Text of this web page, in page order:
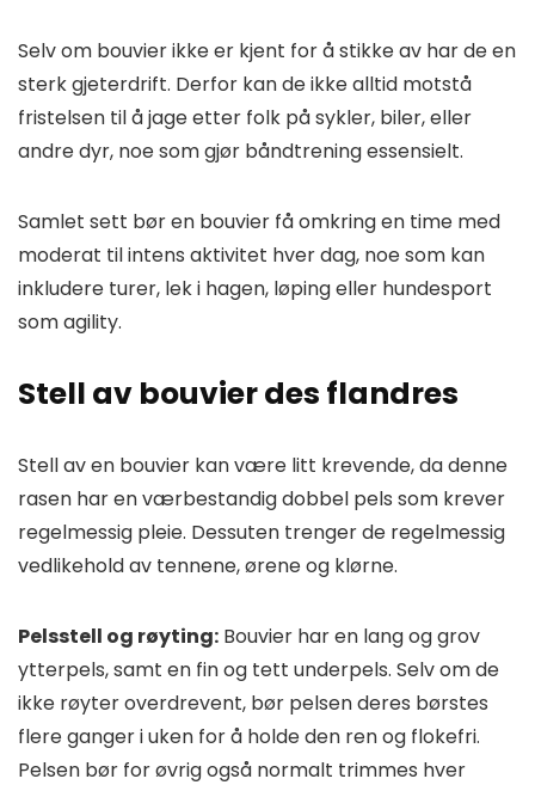
Selv om bouvier ikke er kjent for å stikke av har de en
sterk gjeterdrift. Derfor kan de ikke alltid motstå
fristelsen til å jage etter folk på sykler, biler, eller
andre dyr, noe som gjør båndtrening essensielt.
Samlet sett bør en bouvier få omkring en time med
moderat til intens aktivitet hver dag, noe som kan
inkludere turer, lek i hagen, løping eller hundesport
som agility.
Stell av bouvier des flandres
Stell av en bouvier kan være litt krevende, da denne
rasen har en værbestandig dobbel pels som krever
regelmessig pleie. Dessuten trenger de regelmessig
vedlikehold av tennene, ørene og klørne.
Pelsstell og røyting: Bouvier har en lang og grov
ytterpels, samt en fin og tett underpels. Selv om de
ikke røyter overdrevent, bør pelsen deres børstes
flere ganger i uken for å holde den ren og flokefri.
Pelsen bør for øvrig også normalt trimmes hver